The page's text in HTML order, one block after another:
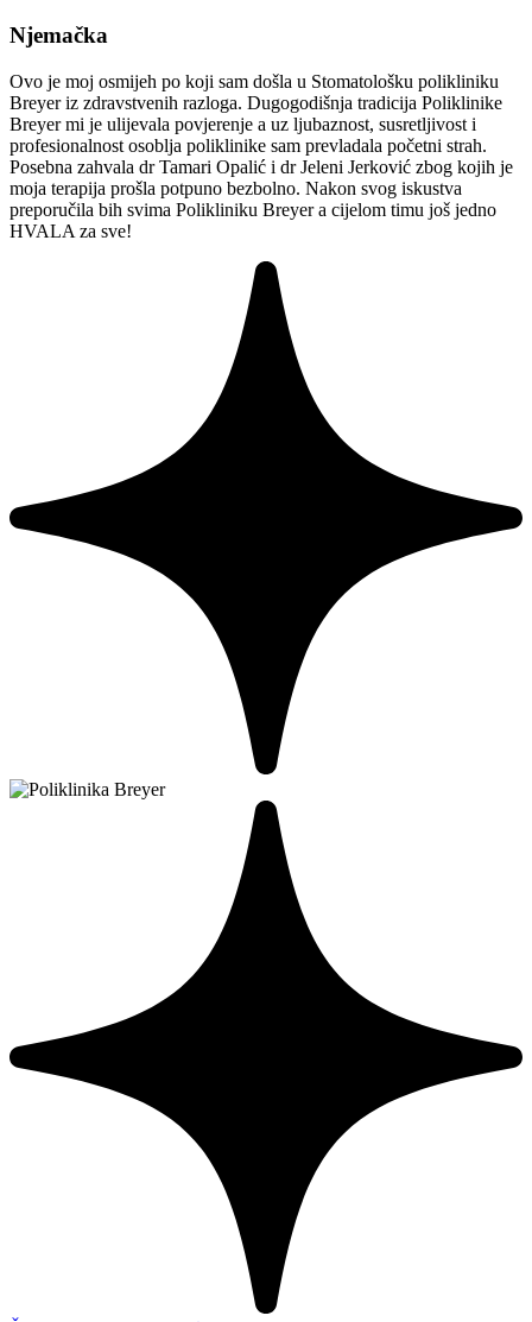
Njemačka
Ovo je moj osmijeh po koji sam došla u Stomatološku polikliniku
Breyer iz zdravstvenih razloga. Dugogodišnja tradicija Poliklinike
Breyer mi je ulijevala povjerenje a uz ljubaznost, susretljivost i
profesionalnost osoblja poliklinike sam prevladala početni strah.
Posebna zahvala dr Tamari Opalić i dr Jeleni Jerković zbog kojih je
moja terapija prošla potpuno bezbolno. Nakon svog iskustva
preporučila bih svima Polikliniku Breyer a cijelom timu još jedno
HVALA za sve!